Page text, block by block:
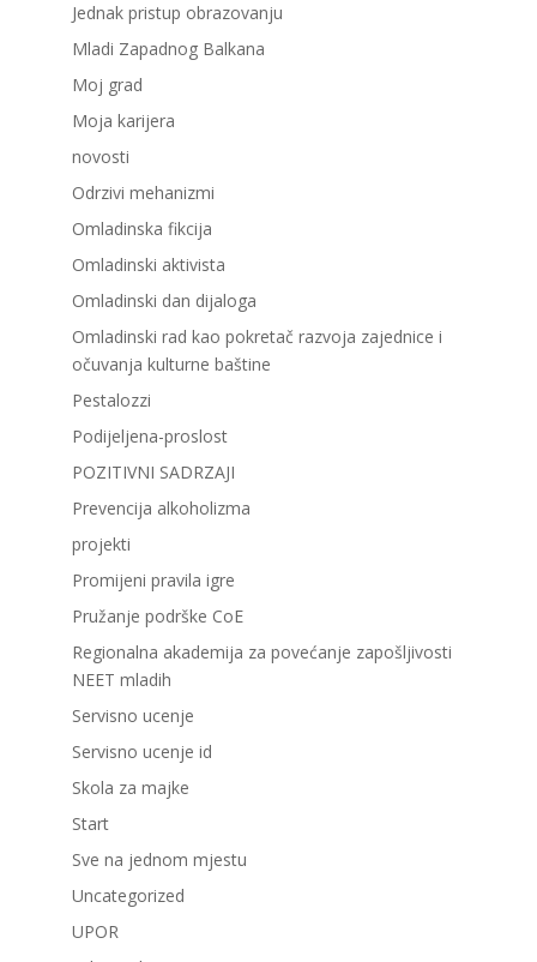
Jednak pristup obrazovanju
Mladi Zapadnog Balkana
Moj grad
Moja karijera
novosti
Odrzivi mehanizmi
Omladinska fikcija
Omladinski aktivista
Omladinski dan dijaloga
Omladinski rad kao pokretač razvoja zajednice i
očuvanja kulturne baštine
Pestalozzi
Podijeljena-proslost
POZITIVNI SADRZAJI
Prevencija alkoholizma
projekti
Promijeni pravila igre
Pružanje podrške CoE
Regionalna akademija za povećanje zapošljivosti
NEET mladih
Servisno ucenje
Servisno ucenje id
Skola za majke
Start
Sve na jednom mjestu
Uncategorized
UPOR